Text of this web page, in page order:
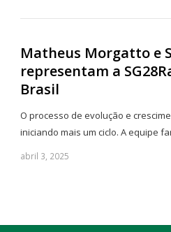
Matheus Morgatto e
representam a
Brasil
O processo de evolução e
iniciando mais um ciclo. A equipe
abril 3, 2025